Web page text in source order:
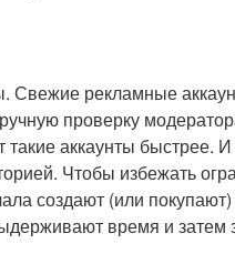
Свежие рекламные
проверку
аккаунты быстрее.
Чтобы избежать
создают (или покупают)
время и затем